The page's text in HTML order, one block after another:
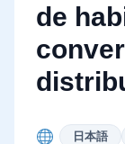
de
日本語